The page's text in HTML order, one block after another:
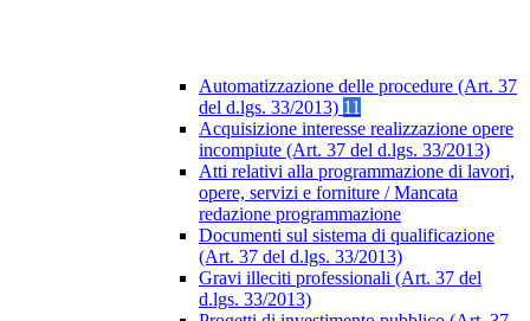
Automatizzazione delle procedure (Art. 37
del d.lgs. 33/2013) 11
Acquisizione interesse realizzazione opere
incompiute (Art. 37 del d.lgs. 33/2013)
Atti relativi alla programmazione di lavori,
opere, servizi e forniture / Mancata
redazione programmazione
Documenti sul sistema di qualificazione
(Art. 37 del d.lgs. 33/2013)
Gravi illeciti professionali (Art. 37 del
d.lgs. 33/2013)